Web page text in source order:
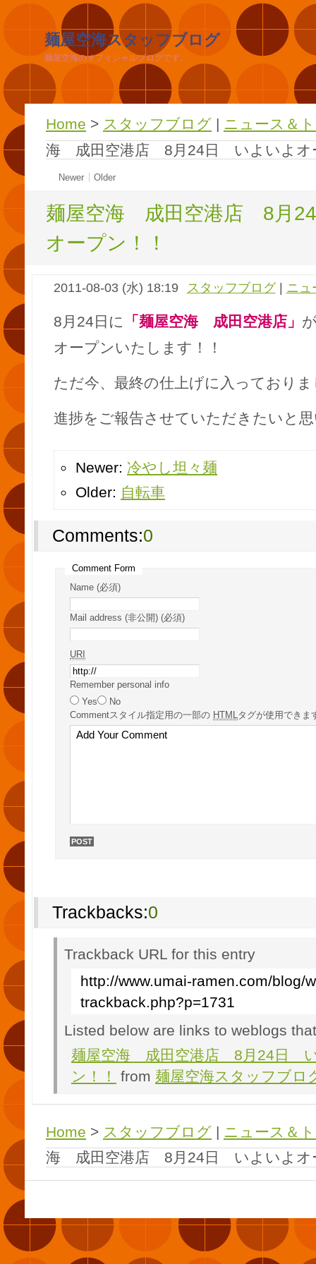
麺屋空海スタッフブログ
麺屋空海のオフィシャルブログです。
Home > スタッフブログ | ニュース＆
海 成田空港店 8月24日 いよいよオ
Newer Older
麺屋空海 成田空港店 8月
オープン！！
2011-08-03 (水) 18:19 スタッフブログ| ニュ
8月24日に 「麺屋空海 成田空港店」
オープンいたします！！
ただ今、最終の仕上げに入っており
進捗をご報告させていただきたいと
Newer: 冷やし坦々麺
Older: 自転車
Comments:0
Comment Form
Name (必須)
Mail address (非公開) (必須)
URI
Remember personal info
Yes
No
Commentスタイル指定用の一部の HTMLタグが使用できま
Trackbacks:0
Trackback URL for this entry
http://www.umai-ramen.com/blog/
trackback.php?p=1731
Listed below are links to weblogs
麺屋空海 成田空港店 8月24日
ン！！
from 麺屋空海スタッフブロ
Home > スタッフブログ | ニュース＆
海 成田空港店 8月24日 いよいよオ